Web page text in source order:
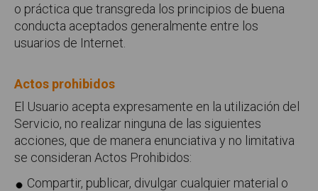
o práctica que transgreda los principios de buena
conducta aceptados generalmente entre los
usuarios de Internet.
Actos prohibidos
El Usuario acepta expresamente en la utilización del
Servicio, no realizar ninguna de las siguientes
acciones, que de manera enunciativa y no limitativa
se consideran Actos Prohibidos:
Compartir, publicar, divulgar cualquier material o